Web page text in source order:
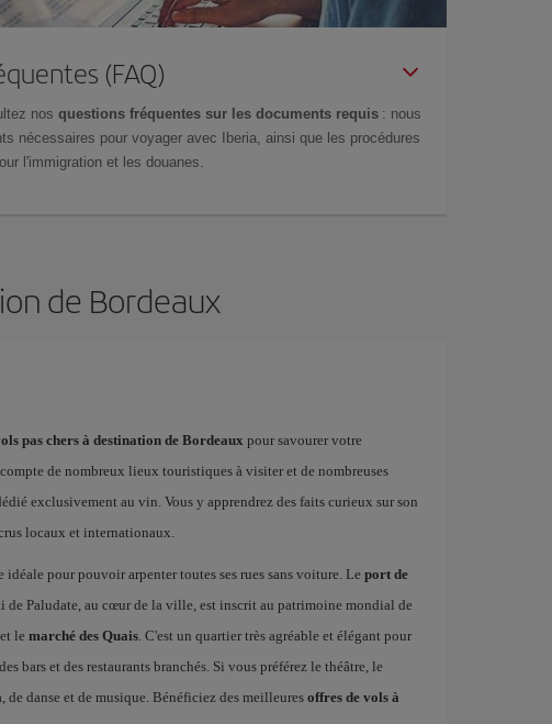
(FAQ)
nos questions fréquentes sur les documents requis : nous
nécessaires pour voyager avec Iberia, ainsi que les procédures
l'immigration et les douanes.
de Bordeaux
pas chers à destination de Bordeaux pour savourer votre
de nombreux lieux touristiques à visiter et de nombreuses
exclusivement au vin. Vous y apprendrez des faits curieux sur son
locaux et internationaux.
pour pouvoir arpenter toutes ses rues sans voiture. Le port de
de Paludate, au cœur de la ville, est inscrit au patrimoine mondial de
le marché des Quais. C'est un quartier très agréable et élégant pour
bars et des restaurants branchés. Si vous préférez le théâtre, le
de danse et de musique. Bénéficiez des meilleuresoffres de vols à